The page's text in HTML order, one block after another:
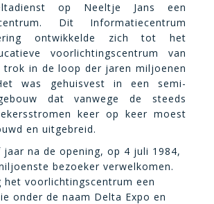
op Neeltje Jans een
Dit Informatiecentrum
ontwikkelde zich tot het
voorlichtingscentrum van
trok in de loop der jaren miljoenen
was gehuisvest in een semi-
dat vanwege de steeds
keer op keer moest
en uitgebreid.
na de opening, op 4 juli 1984,
bezoeker verwelkomen.
het voorlichtingscentrum een
onder de naam Delta Expo en